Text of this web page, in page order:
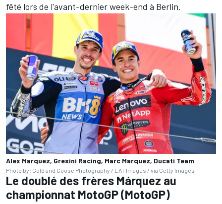
fêté lors de l'avant-dernier week-end à Berlin.
Alex Marquez, Gresini Racing, Marc Marquez, Ducati Team
Photo by: Gold and Goose Photography / LAT Images / via Getty Images
Le doublé des frères Márquez au
championnat MotoGP (MotoGP)